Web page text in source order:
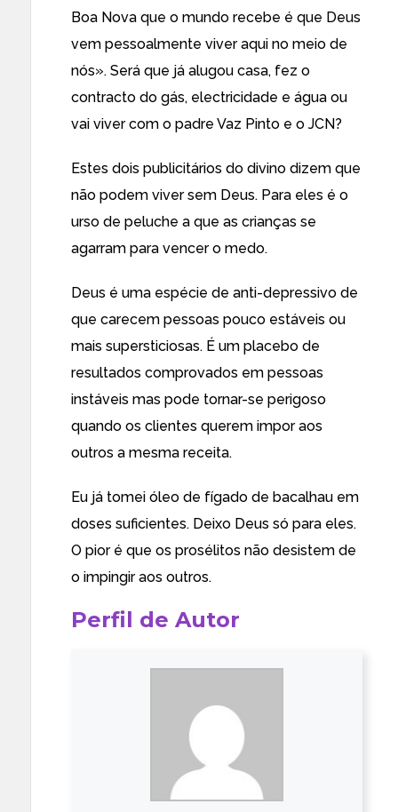
Boa Nova que o mundo recebe é que Deus
vem pessoalmente viver aqui no meio de
nós». Será que já alugou casa, fez o
contracto do gás, electricidade e água ou
vai viver com o padre Vaz Pinto e o JCN?
Estes dois publicitários do divino dizem que
não podem viver sem Deus. Para eles é o
urso de peluche a que as crianças se
agarram para vencer o medo.
Deus é uma espécie de anti-depressivo de
que carecem pessoas pouco estáveis ou
mais supersticiosas. É um placebo de
resultados comprovados em pessoas
instáveis mas pode tornar-se perigoso
quando os clientes querem impor aos
outros a mesma receita.
Eu já tomei óleo de fígado de bacalhau em
doses suficientes. Deixo Deus só para eles.
O pior é que os prosélitos não desistem de
o impingir aos outros.
Perfil de Autor